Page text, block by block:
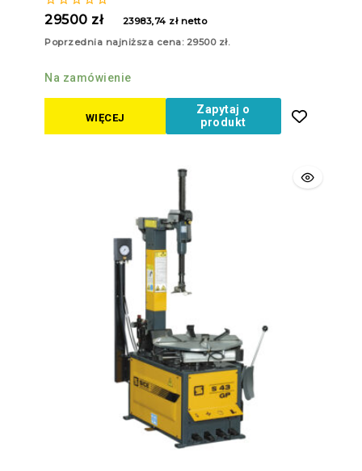
0
5
29500 zł 23983,74 złnetto
Poprzednia najniższa cena: 29500 zł.
Na zamówienie
WIĘCEJ
Zapytaj o
produkt